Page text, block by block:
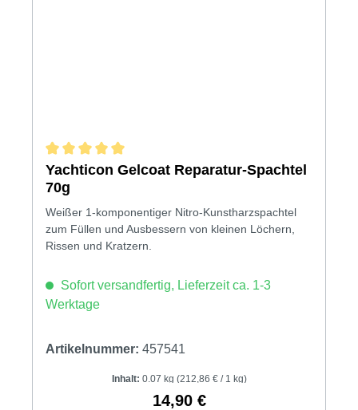
Durchschnittliche Bewertung von 5 von 5 Sternen
Yachticon Gelcoat Reparatur-Spachtel
70g
Weißer 1-komponentiger Nitro-Kunstharzspachtel
zum Füllen und Ausbessern von kleinen Löchern,
Rissen und Kratzern.
Sofort versandfertig, Lieferzeit ca. 1-3
Werktage
Artikelnummer: 457541
Inhalt: 0.07 kg (212,86 € / 1 kg)
Regulärer Preis:
14,90 €